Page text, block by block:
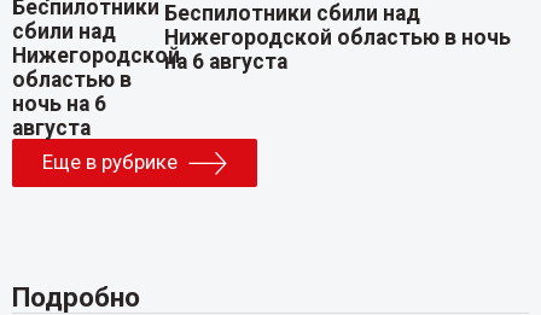
Беспилотники сбили над
Нижегородской областью в ночь
на 6 августа
Еще в рубрике
Подробно